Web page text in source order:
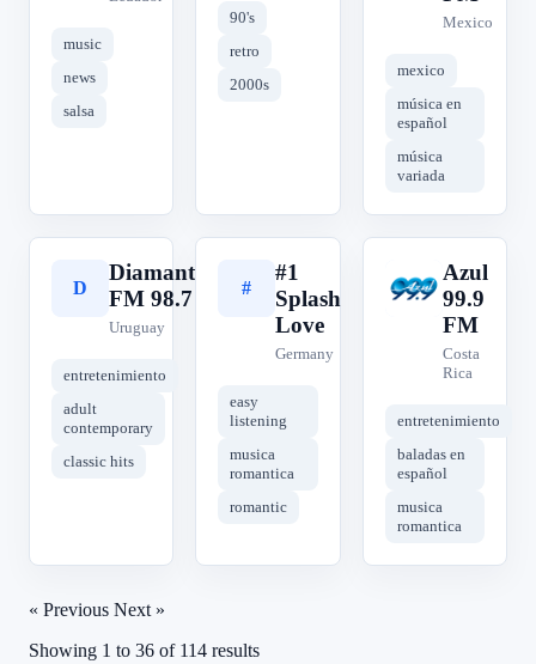
music
news
salsa
90's
retro
2000s
Mexico
mexico
música en
español
música
variada
D
Diamante
FM 98.7
Uruguay
entretenimiento
adult
contemporary
classic hits
#
#1
Splash
Love
Germany
easy
listening
musica
romantica
romantic
A
Azul
99.9
FM
Costa
Rica
entretenimiento
baladas en
español
musica
romantica
« Previous Next »
Showing 1 to 36 of 114 results